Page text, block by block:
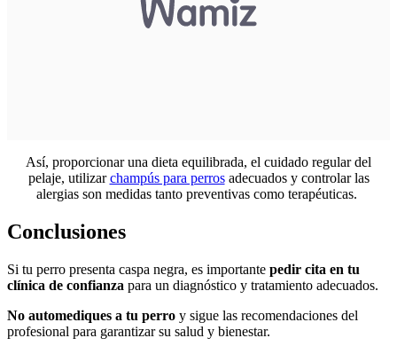
Así, proporcionar una dieta equilibrada, el cuidado regular del
pelaje, utilizarchampús para perrosadecuados y controlar las
alergias son medidas tanto preventivas como terapéuticas.
Conclusiones
Si tu perro presenta caspa negra, es importante pedir cita en tu
clínica de confianza para un diagnóstico y tratamiento adecuados.
No automediques a tu perro y sigue las recomendaciones del
profesional para garantizar su salud y bienestar.